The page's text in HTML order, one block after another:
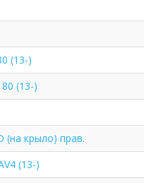
(13-)
(13-)
(на крыло) прав.
(13-)